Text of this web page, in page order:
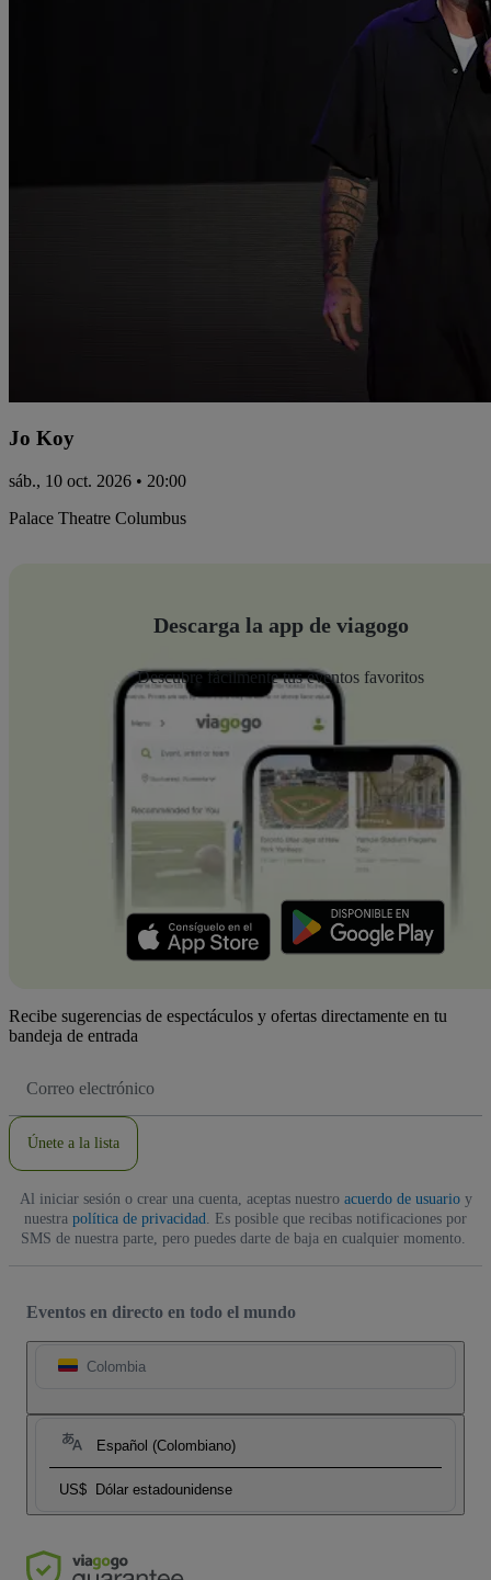
Jo Koy
sáb., 10 oct. 2026 • 20:00
Palace Theatre Columbus
Descarga la app de viagogo
Descubre fácilmente tus eventos favoritos
Recibe sugerencias de espectáculos y ofertas directamente en tu
bandeja de entrada
de
Únete a la lista
Al iniciar sesión o crear una cuenta, aceptas nuestro acuerdo de usuarioy
nuestra política de privacidad
. Es posible que recibas notificaciones por
SMS de nuestra parte, pero puedes darte de baja en cualquier momento.
Eventos en directo en todo el mundo
Colombia
Español (Colombiano)
US$ Dólar estadounidense